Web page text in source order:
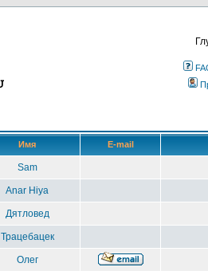
Имя E-mail
Sam
Anar Hiya
Дятловед
Трацебацек
Олег